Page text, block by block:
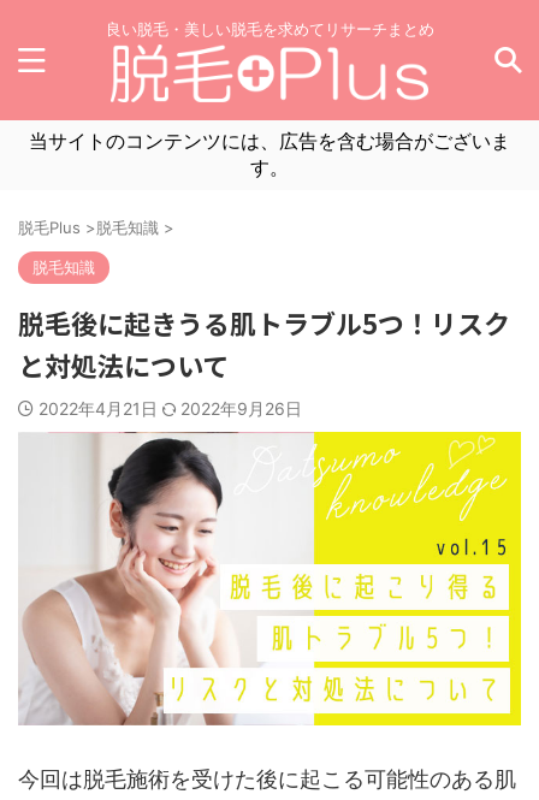
良い脱毛・美しい脱毛を求めてリサーチまとめ
当サイトのコンテンツには、広告を含む場合がございま
す。
脱毛Plus >脱毛知識 >
脱毛知識
脱毛後に起きうる肌トラブル5つ！リスク
と対処法について
2022年4月21日 2022年9月26日
今回は脱毛施術を受けた後に起こる可能性のある肌